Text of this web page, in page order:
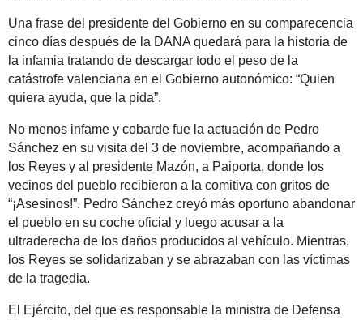
Una frase del presidente del Gobierno en su comparecencia
cinco días después de la DANA quedará para la historia de
la infamia tratando de descargar todo el peso de la
catástrofe valenciana en el Gobierno autonómico: “Quien
quiera ayuda, que la pida”.
No menos infame y cobarde fue la actuación de Pedro
Sánchez en su visita del 3 de noviembre, acompañando a
los Reyes y al presidente Mazón, a Paiporta, donde los
vecinos del pueblo recibieron a la comitiva con gritos de
“¡Asesinos!”. Pedro Sánchez creyó más oportuno abandonar
el pueblo en su coche oficial y luego acusar a la
ultraderecha de los daños producidos al vehículo. Mientras,
los Reyes se solidarizaban y se abrazaban con las víctimas
de la tragedia.
El Ejército, del que es responsable la ministra de Defensa